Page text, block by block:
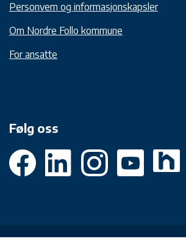
Personvern og informasjonskapsler
Om Nordre Follo kommune
For ansatte
Følg oss